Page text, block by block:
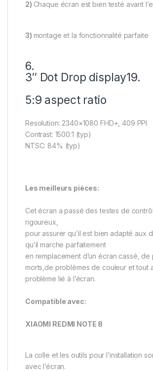
2) Chaque écran est bien testé avant
3) montage et la fonctionnalité parfaite
6.
3″ Dot Drop display19.
5:9 aspect ratio
Resolution: 2340×1080 FHD+, 409 PPI
Contrast: 1500:1 (typ)
NTSC: 84% (typ)
Les meilleurs pièces:
Cet écran a passé des testes de
rigoureux,
pour assurer qu’il est bien adapté aux
qu’il marche parfaitement
en remplacement d’un écran cassé, de
morts,de problèmes de couleur et tout
problème lié à l’écran.
Compatible avec:
XIAOMI REDMI NOTE 8
La colle et les outils pour l’installation
avec l’écran.